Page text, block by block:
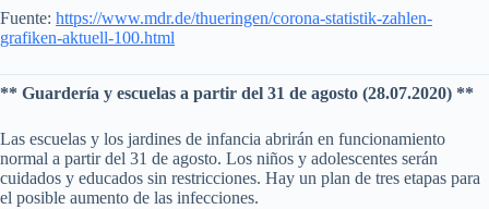
Fuente: https://www.mdr.de/thueringen/corona-statistik-zahlen-
grafiken-aktuell-100.html
** Guardería y escuelas a partir del 31 de agosto (28.07.2020) **
Las escuelas y los jardines de infancia abrirán en funcionamiento
normal a partir del 31 de agosto. Los niños y adolescentes serán
cuidados y educados sin restricciones. Hay un plan de tres etapas para
el posible aumento de las infecciones.